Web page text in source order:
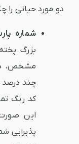
دو مورد حیاتی را
شماره
بزرگ
مشخص،
چند درصد
کد رنگ
این
پذیرایی